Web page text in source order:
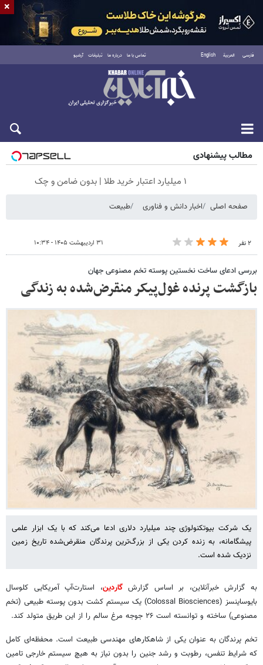
فارسی العربية English تماس با ما درباره ما تبلیغات آرشیو
شنبه ۱۷ مرداد ۱۴۰۵
مطالب پیشنهادی
۱ میلیارد اعتبار خرید طلا | بدون ضامن و چک
صفحه اصلی اخبار دانش و فناوری طبیعت
۲ نفر ۳۱ اردیبهشت ۱۴۰۵ - ۱۰:۳۴
بررسی ادعای ساخت نخستین پوسته تخم مصنوعی جهان
بازگشت پرنده غول‌پیکر منقرض‌شده به زندگی
یک شرکت بیوتکنولوژی چند میلیارد دلاری ادعا می‌کند که با یک ابزار علمی
پیشگامانه، به زنده کردن یکی از بزرگ‌ترین پرندگان منقرض‌شده تاریخ زمین
نزدیک شده است.
به گزارش خبرآنلاین، بر اساس گزارشگاردین، استارت‌آپ آمریکایی کلوسال
بایوساینسز (Colossal Biosciences) یک سیستم کشت بدون پوسته طبیعی (تخم
مصنوعی) ساخته و توانسته است ۲۶ جوجه مرغ سالم را از این طریق متولد کند.
تخم پرندگان به عنوان یکی از شاهکارهای مهندسی طبیعت است. محفظه‌ای کامل
که شرایط تنفس، رطوبت و رشد جنین را بدون نیاز به هیچ سیستم خارجی تامین
×